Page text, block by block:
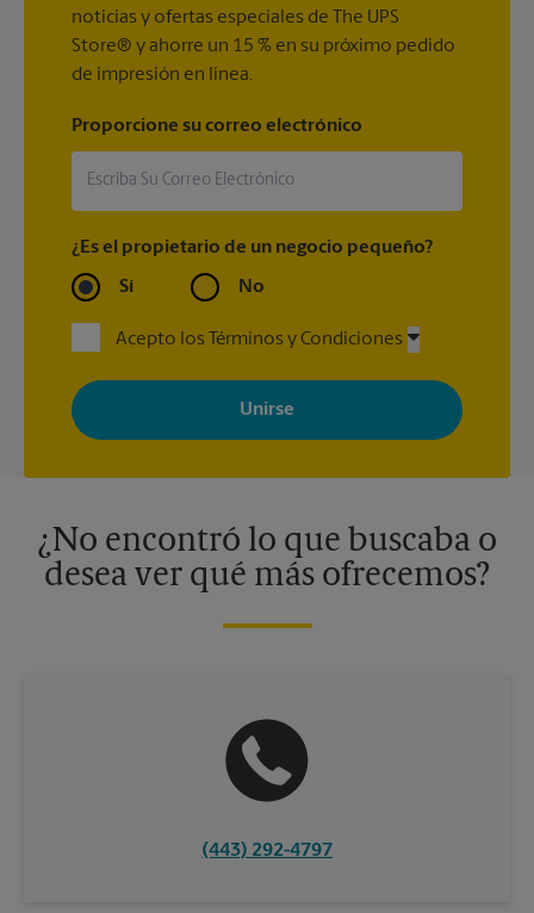
noticias y ofertas especiales de The UPS
Store® y ahorre un 15 % en su próximo pedido
de impresión en línea.
Proporcione su correo electrónico
¿Es el propietario de un negocio pequeño?
Sí No
Acepto los Términos y Condiciones
Al registrarse, acepta recibir correos electrónicos de The UPS
Store con noticias, ofertas especiales, promociones y mensajes
adaptados a sus intereses. Puede darse de baja en cualquier
momento. Para más información, consulte nuestra política de
¿No encontró lo que buscaba o
desea ver qué más ofrecemos?
(443) 292-4797